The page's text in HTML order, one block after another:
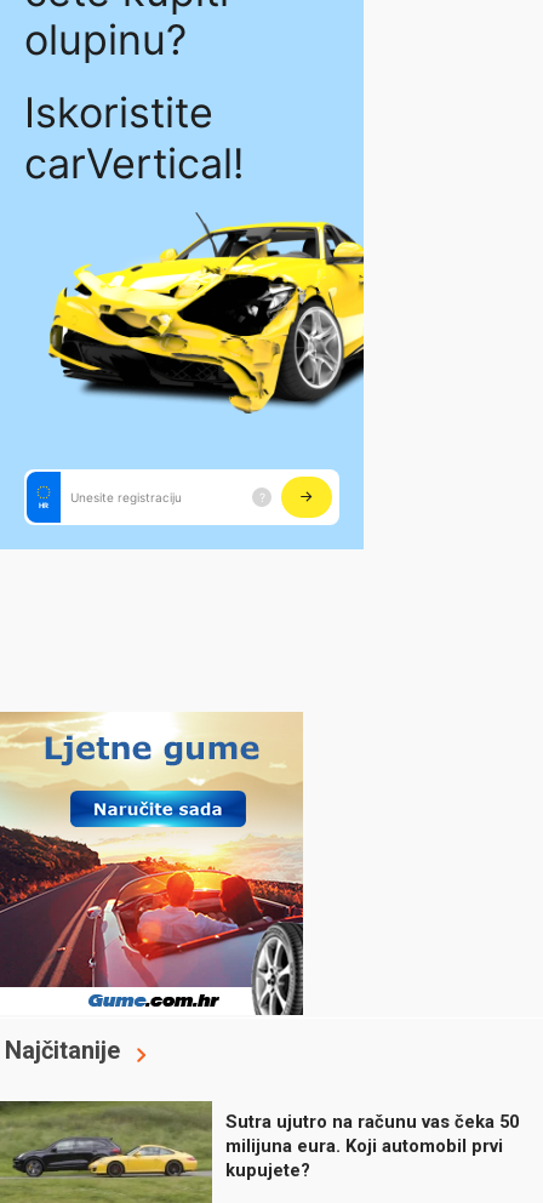
Najčitanije
Sutra ujutro na računu vas čeka 50
milijuna eura. Koji automobil prvi
kupujete?